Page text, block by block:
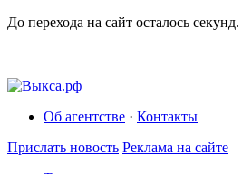
До перехода на сайт осталось секунд.
Об агентстве · Контакты
Прислать новость Реклама на сайте